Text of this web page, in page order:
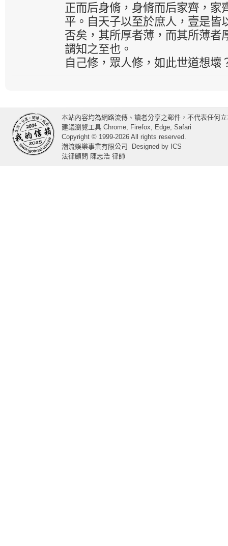
正而后身脩，身脩而后家齊，家
平。自天子以至於庶人，壹是皆
否矣，其所厚者薄，而其所薄者
謂知之至也。
自己修，眾人修，如此世道想壞
本站內容均為網路流傳、讀者分享之郵件，不代表任何
建議瀏覽工具 Chrome, Firefox, Edge, Safari
Copyright © 1999-2026 All rights reserved.
潮流娛樂事業有限公司
Designed by ICS
法律顧問 陳志浩 律師